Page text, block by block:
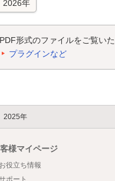
2026年
PDF形式のファイルをご覧い
プラグインなど
2025年
様マイページ
お役立ち情報
ポート